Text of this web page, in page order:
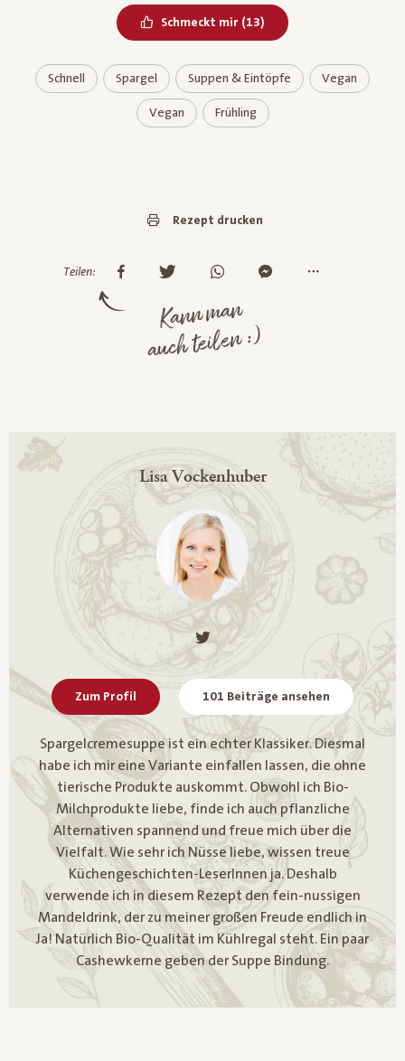
Schmeckt mir Bereits geliked
(13)
Schnell Spargel Suppen & Eintöpfe Vegan
Vegan Frühling
Rezept drucken
Teilen:
Kann man
auch teilen :)
Lisa Vockenhuber
Zum Profil 101 Beiträge ansehen
Spargelcremesuppe ist ein echter Klassiker. Diesmal
habe ich mir eine Variante einfallen lassen, die ohne
tierische Produkte auskommt. Obwohl ich Bio-
Milchprodukte liebe, finde ich auch pflanzliche
Alternativen spannend und freue mich über die
Vielfalt. Wie sehr ich Nüsse liebe, wissen treue
Küchengeschichten-LeserInnen ja. Deshalb
verwende ich in diesem Rezept den fein-nussigen
Mandeldrink, der zu meiner großen Freude endlich in
Ja! Natürlich Bio-Qualität im Kühlregal steht. Ein paar
Cashewkerne geben der Suppe Bindung.